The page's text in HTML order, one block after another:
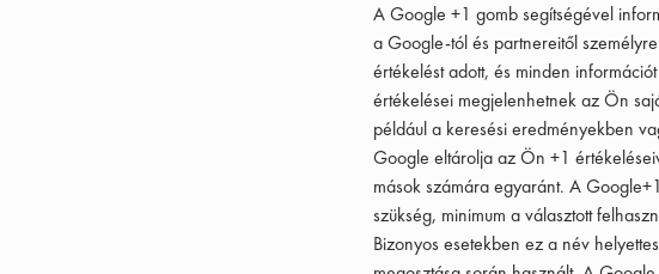
A Google +1 gomb segítségével
a Google-tól és partnereitől
értékelést adott, és minden
értékelései megjelenhetnek az Ön
például a keresési eredményekben
Google eltárolja az Ön +1
mások számára egyaránt. A
szükség, minimum a választott
Bizonyos esetekben ez a név